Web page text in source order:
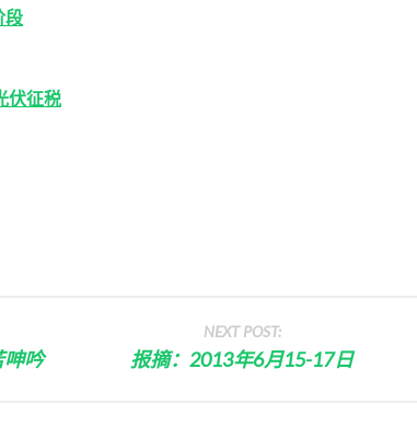
段
伏征税
吟
NEXT POST:
报摘：2013年6月15-17日